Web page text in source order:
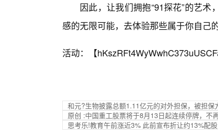
因此，让我们拥抱“91探花”的艺
感的无限可能，去体验那些属于你自己
活动：【
和元?生物披露总额1.11亿元的对外担保，被担
原创 :中国重工股票将于8月13日起连续停牌，不
思考乐!教育午前涨近3% 此前宣布折让约13%配